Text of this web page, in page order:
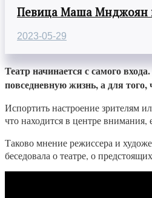
Певица Маша Мнджоян
2023-05-29
Театр начинается с самого
повседневную жизнь, а для
Испортить настроение зрителям
что находится в центре внимания,
Таково мнение режиссера и
беседовала о театре, о